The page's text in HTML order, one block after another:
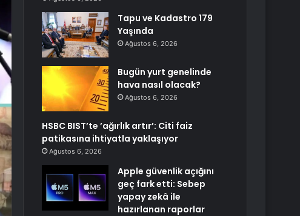
Tapu ve Kadastro 179
Yaşında
Ağustos 6, 2026
Bugün yurt genelinde
hava nasıl olacak?
Ağustos 6, 2026
HSBC BIST’te ’ağırlık artır’: Citi faiz
patikasına ihtiyatla yaklaşıyor
Ağustos 6, 2026
Apple güvenlik açığını
geç fark etti: Sebep
yapay zekâ ile
hazırlanan raporlar